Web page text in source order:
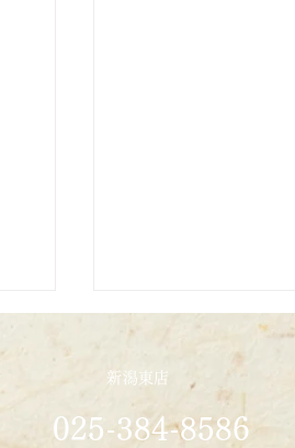
2026/1/23
新潟東店
025-384-8586